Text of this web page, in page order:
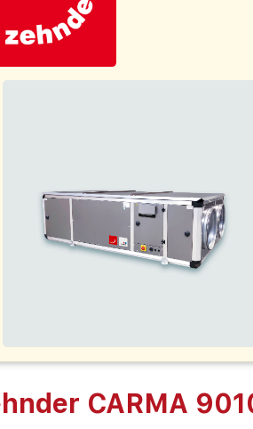
CARMA